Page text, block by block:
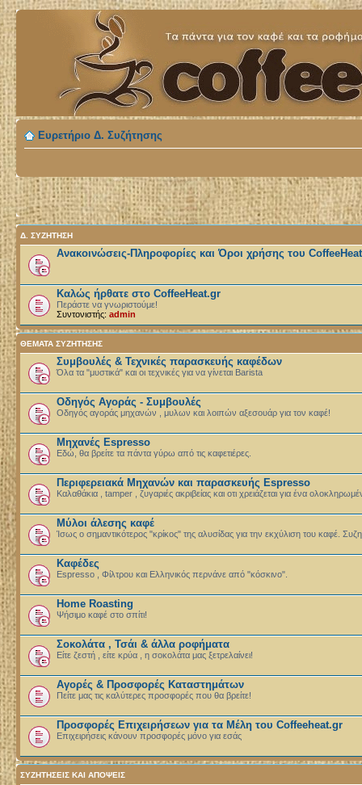
Ευρετήριο Δ. Συζήτησης
Δ. ΣΥΖΉΤΗΣΗ
Ανακοινώσεις-Πληροφορίες και Όροι χρήσης του
Καλώς ήρθατε στο CoffeeHeat.gr
Περάστε να γνωριστούμε!
Συντονιστής: admin
ΘΕΜΑΤΑ ΣΥΖΗΤΗΣΗΣ
Συμβουλές & Τεχνικές παρασκευής καφέδων
Όλα τα "μυστικά" και οι τεχνικές για να γίνεται Barista
Οδηγός Αγοράς - Συμβουλές
Οδηγός αγοράς μηχανών , μυλων και λοιπών αξεσουάρ για τον καφέ!
Μηχανές Espresso
Εδώ, θα βρείτε τα πάντα γύρω από τις καφετιέρες.
Περιφερειακά Μηχανών και παρασκευής Espresso
Καλαθάκια , tamper , ζυγαριές ακριβείας και οτι χρειάζεται για ένα
Μύλοι άλεσης καφέ
Ίσως ο σημαντικότερος "κρίκος" της αλυσίδας για την εκχύλιση του καφέ.
Καφέδες
Espresso , Φίλτρου και Ελληνικός περνάνε από "κόσκινο".
Home Roasting
Ψήσιμο καφέ στο σπίτι!
Σοκολάτα , Τσάι & άλλα ροφήματα
Είτε ζεστή , είτε κρύα , η σοκολάτα μας ξετρελαίνει!
Αγορές & Προσφορές Καταστημάτων
Πείτε μας τις καλύτερες προσφορές που θα βρείτε!
Προσφορές Επιχειρήσεων για τα Μέλη του Coffeeheat.gr
Επιχειρήσεις κάνουν προσφορές μόνο για εσάς
ΣΥΖΗΤΗΣΕΙΣ ΚΑΙ ΑΠΟΨΕΙΣ